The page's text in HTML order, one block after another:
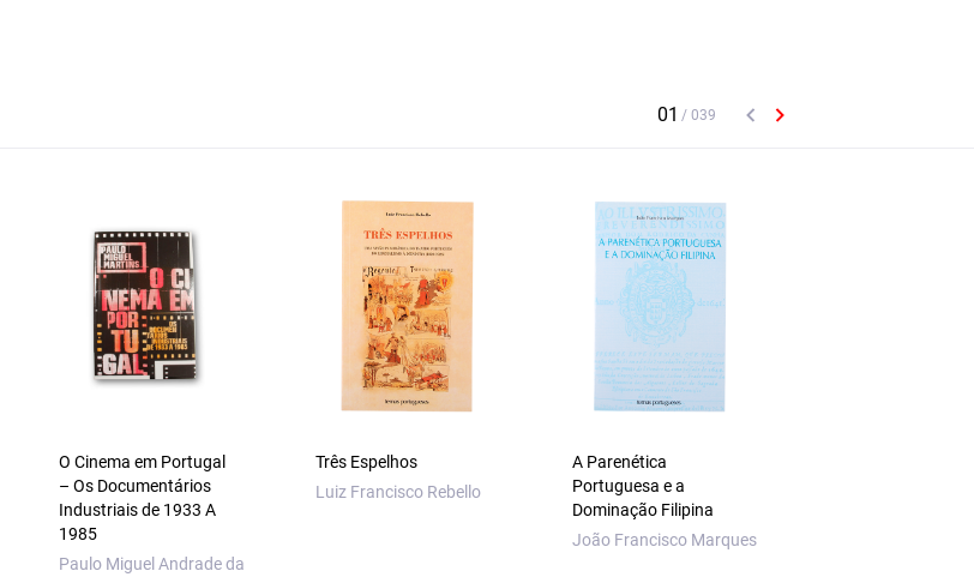
O Cinema em Portugal
– Os Documentários
Industriais de 1933 A
1985
Paulo Miguel Andrade da
Três Espelhos
Luiz Francisco Rebello
A Parenética
Portuguesa e a
Dominação Filipina
João Francisco Marques